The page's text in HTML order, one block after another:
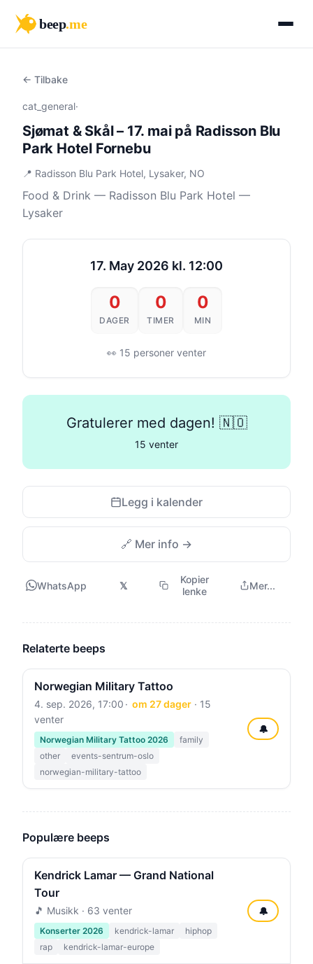
beep.me
← Tilbake
cat_general·
Sjømat & Skål – 17. mai på Radisson Blu
Park Hotel Fornebu
📍 Radisson Blu Park Hotel, Lysaker, NO
Food & Drink — Radisson Blu Park Hotel —
Lysaker
17. May 2026 kl. 12:00
0
DAGER
0
TIMER
0
MIN
👀 15 personer venter
Gratulerer med dagen! 🇳🇴
15 venter
Legg i kalender
🔗 Mer info →
WhatsApp 𝕏
Kopier
lenke
Mer...
Relaterte beeps
Norwegian Military Tattoo
4. sep. 2026, 17:00 om 27 dager· 15
venter
Norwegian Military Tattoo 2026
family
other
events-sentrum-oslo
norwegian-military-tattoo
🔔
Populære beeps
Kendrick Lamar — Grand National
Tour
🎵 Musikk · 63 venter
Konserter 2026 kendrick-lamar
hiphop
rap
kendrick-lamar-europe
🔔